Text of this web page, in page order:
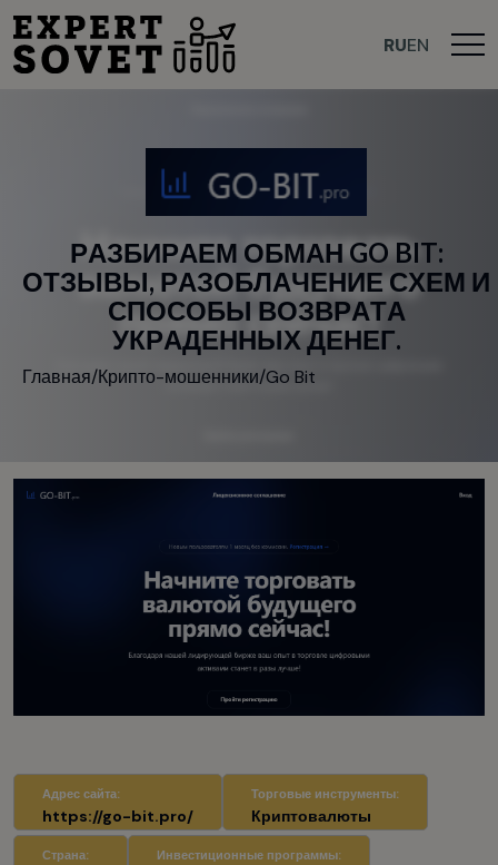
RUEN
РАЗБИРАЕМ ОБМАН GO BIT:
ОТЗЫВЫ, РАЗОБЛАЧЕНИЕСХЕМ И
СПОСОБЫ ВОЗВРАТА
УКРАДЕННЫХДЕНЕГ.
Главная/Крипто-мошенники/Go Bit
Страна:
Адрес сайта:
https://go-bit.pro/
Торговые инструменты:
Криптовалюты
Инвестиционные программы: